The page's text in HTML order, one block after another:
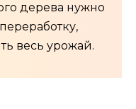
дерева нужно
весь урожай.